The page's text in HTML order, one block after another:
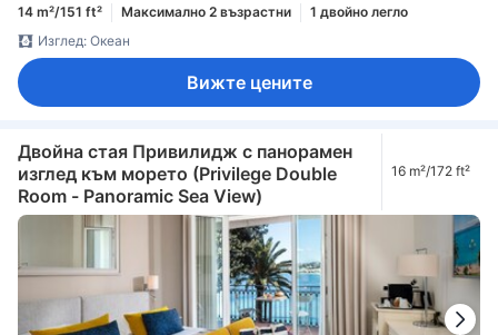
14 m²/151 ft² Максимално 2 възрастни
1 двойно легло
Изглед: Океан
Вижте цените
Двойна стая Привилидж с панорамен
изглед към морето (Privilege Double
Room - Panoramic Sea View)
16 m²/172 ft²